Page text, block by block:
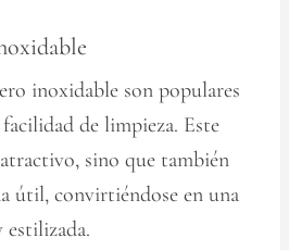
inoxidable son populares
de limpieza. Este
sino que también
útil, convirtiéndose en una